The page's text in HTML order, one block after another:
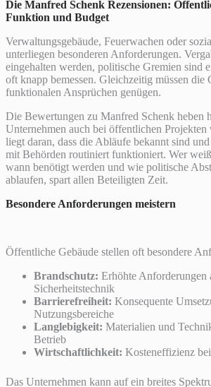
Die Manfred Schenk Rezensionen:
Funktion und Budget
Verwaltungsgebäude, Feuerwachen oder
unterliegen besonderen Anforderungen.
eingehalten werden, politische Gremien sind
oft knapp bemessen. Gleichzeitig müssen die
funktionalen Ansprüchen genügen.
Die Bewertungen zu Manfred Schenk heben
Unternehmen auch bei öffentlichen
liegt daran, dass die Abläufe bekannt sind
mit Behörden routiniert funktioniert. Wer
wann benötigt werden und wie politische
ablaufen, spart allen Beteiligten Zeit.
Besondere Anforderungen meistern
Öffentliche Gebäude stellen oft besondere
Brandschutz: Erhöhte Anforderungen
Sicherheitstechnik
Barrierefreiheit: Konsequente
Nutzungsbereiche
Langlebigkeit: Materialien und
Betrieb
Wirtschaftlichkeit: Kosteneffizienz
Das Unternehmen kann auf ein breites